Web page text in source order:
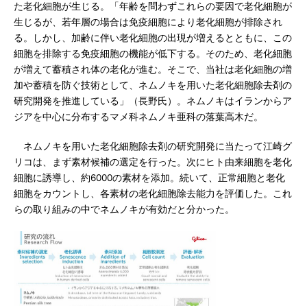
た老化細胞が生じる。「年齢を問わずこれらの要因で老化細胞が
生じるが、若年層の場合は免疫細胞により老化細胞が排除され
る。しかし、加齢に伴い老化細胞の出現が増えるとともに、この
細胞を排除する免疫細胞の機能が低下する。そのため、老化細胞
が増えて蓄積され体の老化が進む。そこで、当社は老化細胞の増
加や蓄積を防ぐ技術として、ネムノキを用いた老化細胞除去剤の
研究開発を推進している」（長野氏）。ネムノキはイランからア
ジアを中心に分布するマメ科ネムノキ亜科の落葉高木だ。
ネムノキを用いた老化細胞除去剤の研究開発に当たって江崎グ
リコは、まず素材候補の選定を行った。次にヒト由来細胞を老化
細胞に誘導し、約6000の素材を添加。続いて、正常細胞と老化
細胞をカウントし、各素材の老化細胞除去能力を評価した。これ
らの取り組みの中でネムノキが有効だと分かった。